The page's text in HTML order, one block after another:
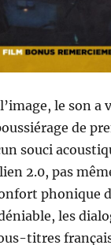
le son a
de
souci
2.0, pas
phonique
les
titres